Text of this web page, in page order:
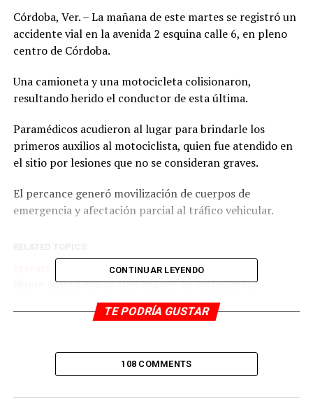
Córdoba, Ver. – La mañana de este martes se registró un
accidente vial en la avenida 2 esquina calle 6, en pleno
centro de Córdoba.
Una camioneta y una motocicleta colisionaron,
resultando herido el conductor de esta última.
Paramédicos acudieron al lugar para brindarle los
primeros auxilios al motociclista, quien fue atendido en
el sitio por lesiones que no se consideran graves.
El percance generó movilización de cuerpos de
emergencia y afectación parcial al tráfico vehicular.
Muere adulto mayor tras choque en motocicleta
Muere atropellado
CONTINUAR LEYENDO
TE PODRÍA GUSTAR
108 COMMENTS